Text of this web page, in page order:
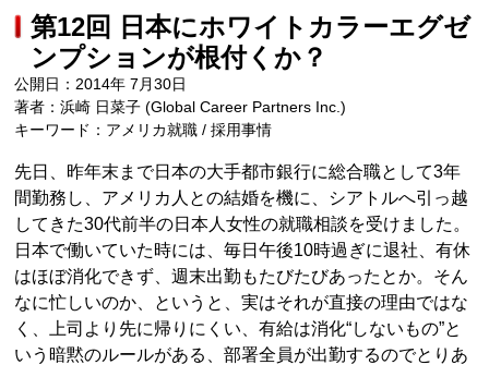
第12回 日本にホワイトカラーエグゼ
ンプションが根付くか？
公開日：2014年 7月30日
著者：浜崎 日菜子 (Global Career Partners Inc.)
キーワード：アメリカ就職 / 採用事情
先日、昨年末まで日本の大手都市銀行に総合職として3年
間勤務し、アメリカ人との結婚を機に、シアトルへ引っ越
してきた30代前半の日本人女性の就職相談を受けました。
日本で働いていた時には、毎日午後10時過ぎに退社、有休
はほぼ消化できず、週末出勤もたびたびあったとか。そん
なに忙しいのか、というと、実はそれが直接の理由ではな
く、上司より先に帰りにくい、有給は消化“しないもの”と
いう暗黙のルールがある、部署全員が出勤するのでとりあ